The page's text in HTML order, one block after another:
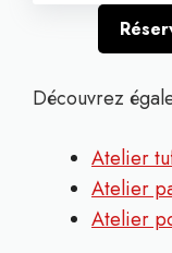
Découvrez
Atelier
Atelier
Atelier